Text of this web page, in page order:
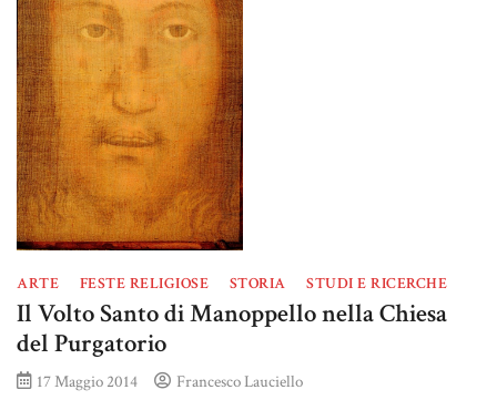
ARTE FESTE RELIGIOSE STORIA STUDI E RICERCHE
Il Volto Santo di Manoppello nella Chiesa
del Purgatorio
17 Maggio 2014 Francesco Lauciello